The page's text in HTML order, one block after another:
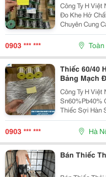
Công Ty H Việt
Đo Khe Hở Chất Lượng
Chuyên Cung
Ngành Cơ Khí,
Nghiệp Kỹ Thuật. Thông Tin Sản Phẩm: ✅ Dây
Độ Tinh...
0903 *** ***
Thiếc 60/40
Bảng Mạch
Công Ty H
Sn60%Pb40% Chất
Thiếc Sợi Hàn
Điện Dân Dụng Và
Sản Phẩm: ✅
Ả Y Ổ N Đị...
0903 *** *** Hà
Bán Thiếc